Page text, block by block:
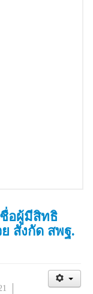
อผู้มีสิทธิ
สังกัด สพฐ.